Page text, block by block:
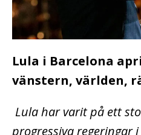
Lula i Barcelona
vänstern, världen,
Lula har varit på ett
progressiva regeringar